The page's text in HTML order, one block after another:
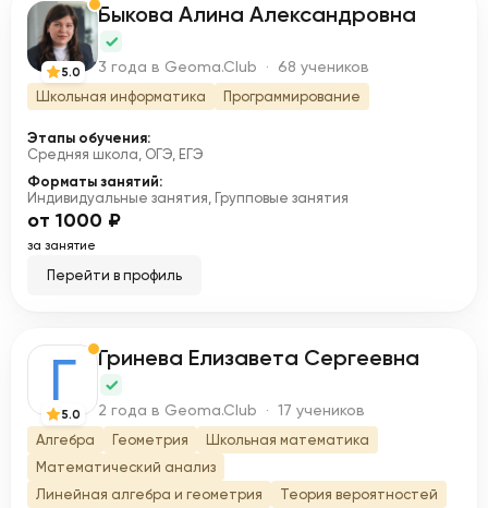
Б
5.0
Быкова Алина Александровна
3 года в Geoma.Club · 68 учеников
Школьная информатика Программирование
Этапы обучения:
Средняя школа, ОГЭ, ЕГЭ
Форматы занятий:
Индивидуальные занятия, Групповые занятия
от 1000 ₽
за занятие
Перейти в профиль
Г
5.0
Гринева Елизавета Сергеевна
2 года в Geoma.Club · 17 учеников
Алгебра Геометрия
Школьная математика
Математический анализ
Линейная алгебра и геометрия
Теория вероятностей